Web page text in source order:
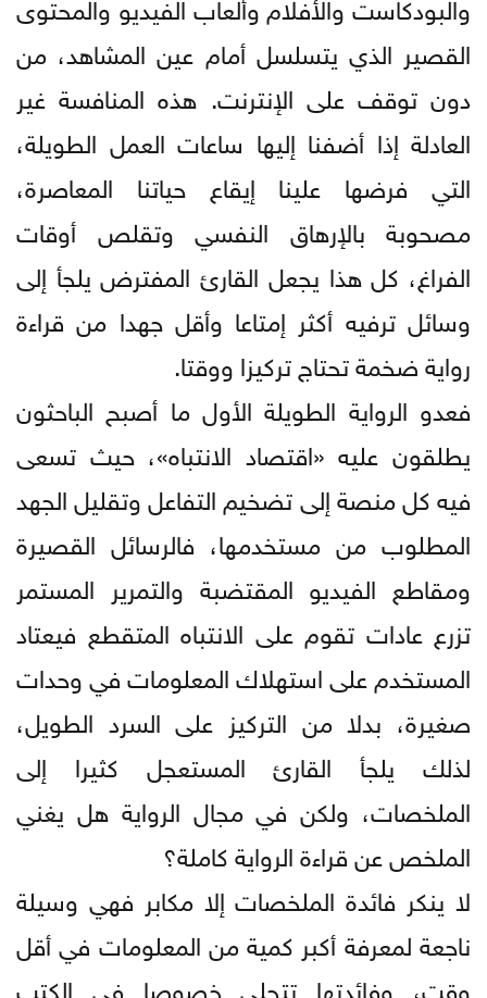
القصير الذي يتسلسل أمام عين المشاهد، من
دون توقف على الإنترنت. هذه المنافسة غير
العادلة إذا أضفنا إليها ساعات العمل الطويلة،
التي فرضها علينا إيقاع حياتنا المعاصرة،
مصحوبة بالإرهاق النفسي وتقلص أوقات
الفراغ، كل هذا يجعل القارئ المفترض يلجأ إلى
وسائل ترفيه أكثر إمتاعا وأقل جهدا من قراءة
رواية ضخمة تحتاج تركيزا ووقتا.
فعدو الرواية الطويلة الأول ما أصبح الباحثون
يطلقون عليه «اقتصاد الانتباه»، حيث تسعى
فيه كل منصة إلى تضخيم التفاعل وتقليل الجهد
المطلوب من مستخدمها، فالرسائل القصيرة
ومقاطع الفيديو المقتضبة والتمرير المستمر
تزرع عادات تقوم على الانتباه المتقطع فيعتاد
المستخدم على استهلاك المعلومات في وحدات
صغيرة، بدلا من التركيز على السرد الطويل،
لذلك يلجأ القارئ المستعجل كثيرا إلى
الملخصات، ولكن في مجال الرواية هل يغني
الملخص عن قراءة الرواية كاملة؟
لا ينكر فائدة الملخصات إلا مكابر فهي وسيلة
ناجعة لمعرفة أكبر كمية من المعلومات في أقل
وقت، وفائدتها تتجلى خصوصا في الكتب